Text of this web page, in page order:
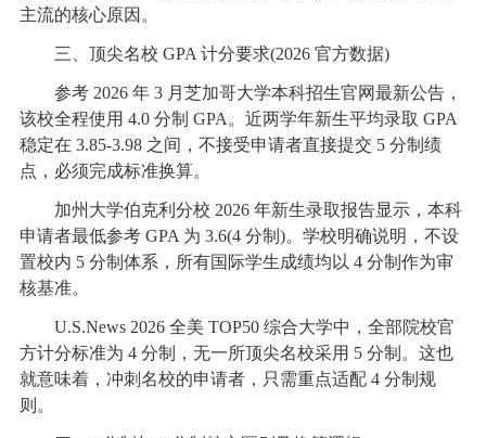
主流的核心原因。
三、顶尖名校 GPA 计分要求(2026 官方数据)
参考 2026 年 3 月芝加哥大学本科招生官网最新公告，
该校全程使用 4.0 分制 GPA。近两学年新生平均录取 GPA
稳定在 3.85-3.98 之间，不接受申请者直接提交 5 分制绩
点，必须完成标准换算。
加州大学伯克利分校 2026 年新生录取报告显示，本科
申请者最低参考 GPA 为 3.6(4 分制)。学校明确说明，不设
置校内 5 分制体系，所有国际学生成绩均以 4 分制作为审
核基准。
U.S.News 2026 全美 TOP50 综合大学中，全部院校官
方计分标准为 4 分制，无一所顶尖名校采用 5 分制。这也
就意味着，冲刺名校的申请者，只需重点适配 4 分制规
则。